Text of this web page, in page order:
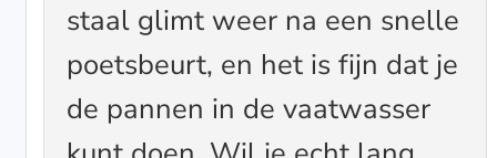
staal glimt weer na een snelle
poetsbeurt, en het is fijn dat je
de pannen in de vaatwasser